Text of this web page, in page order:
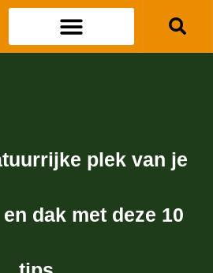
plek van je
dak met deze 10